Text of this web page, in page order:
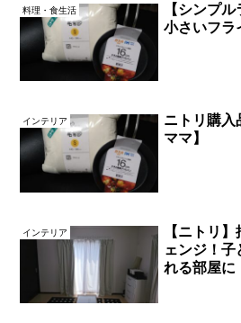
料理・食生活
【シンプ
小さいフラ
インテリア
ニトリ購入
ママ】
インテリア
【ニトリ
ェンジ！子
れる部屋に